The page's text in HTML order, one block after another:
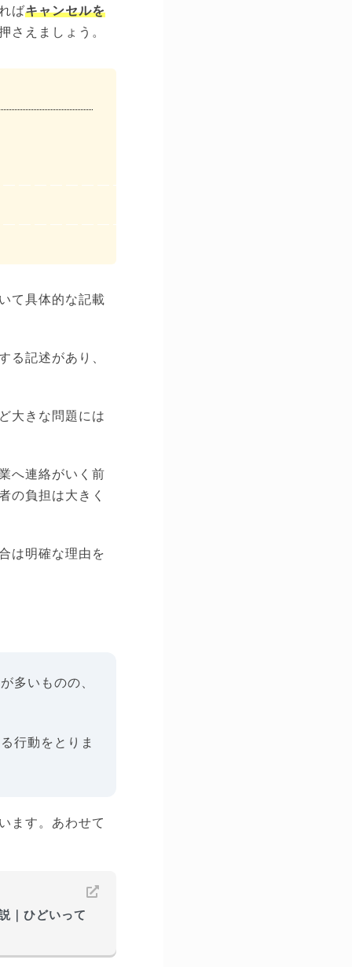
ばキャンセルを
さえましょう。
て具体的な記載
る記述があり、
大きな問題には
へ連絡がいく前
の負担は大きく
は明確な理由を
多いものの、
行動をとりま
ます。あわせて
｜ひどいって